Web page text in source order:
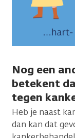
Nog een
betekent
tegen
Heb je naast
dan kan dat